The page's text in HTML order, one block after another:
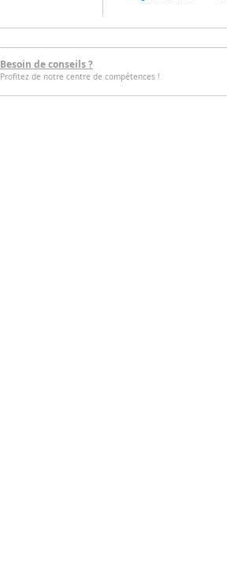
Besoin de conseils ?
Profitez de notre centre de compétences !